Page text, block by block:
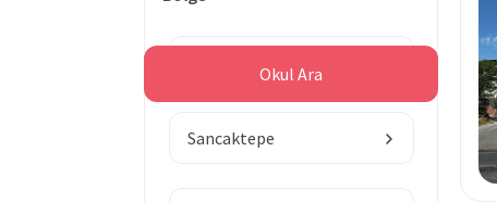
Sancaktepe
Okul Ara